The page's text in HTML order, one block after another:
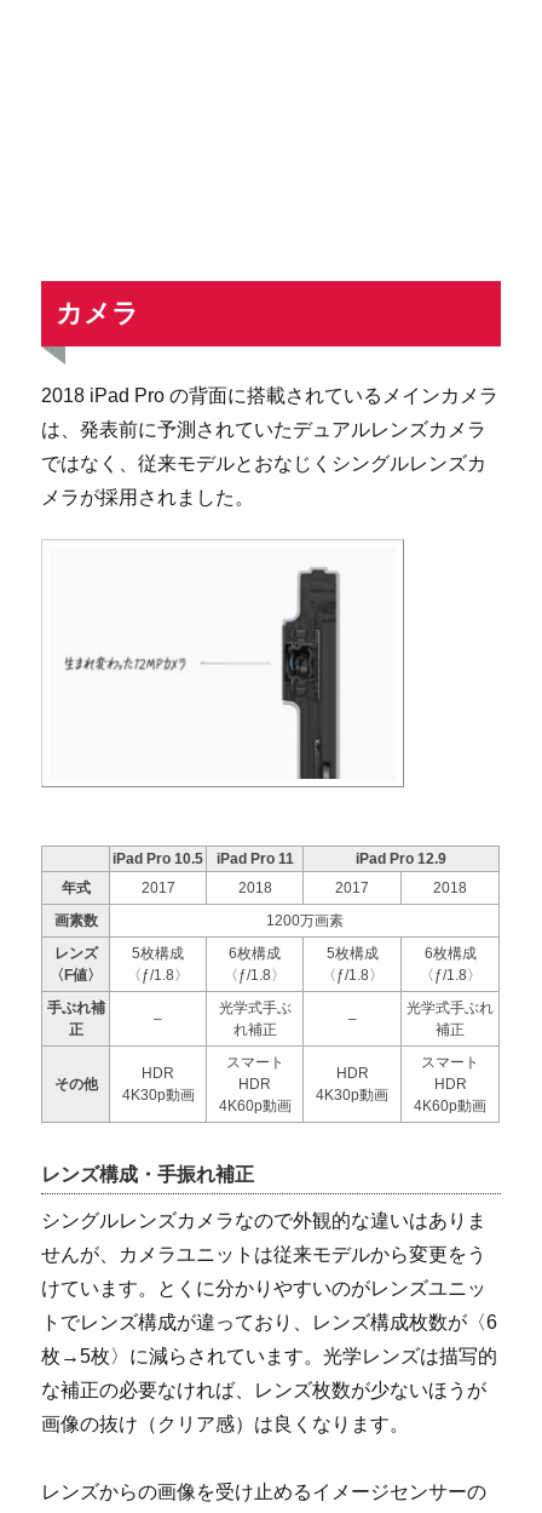
カメラ
2018 iPad Pro の背面に搭載されているメインカメラ
は、発表前に予測されていたデュアルレンズカメラ
ではなく、従来モデルとおなじくシングルレンズカ
メラが採用されました。
iPad Pro 10.5 iPad Pro 11
iPad Pro 12.9
年式
2017 2018 2017
2018
画素数
1200万画素
レンズ
〈F値〉
5枚構成
〈ƒ/1.8〉
6枚構成
〈ƒ/1.8〉
5枚構成
〈ƒ/1.8〉
6枚構成
〈ƒ/1.8〉
手ぶれ補
正
–
光学式手ぶ
れ補正
–
光学式手ぶれ
補正
その他
HDR
4K30p動画
スマート
HDR
4K60p動画
HDR
4K30p動画
スマート
HDR
4K60p動画
レンズ構成・手振れ補正
シングルレンズカメラなので外観的な違いはありま
せんが、カメラユニットは従来モデルから変更をう
けています。とくに分かりやすいのがレンズユニッ
トでレンズ構成が違っており、レンズ構成枚数が〈6
枚→5枚〉に減らされています。光学レンズは描写的
な補正の必要なければ、レンズ枚数が少ないほうが
画像の抜け（クリア感）は良くなります。
レンズからの画像を受け止めるイメージセンサーの